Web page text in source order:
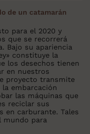
de un catamarán
para el 2020 y
que se recorrerá
Bajo su apariencia
constituye la
los desechos tienen
en nuestros
proyecto transmite
la embarcación
las máquinas que
reciclar sus
en carburante. Tales
mundo para